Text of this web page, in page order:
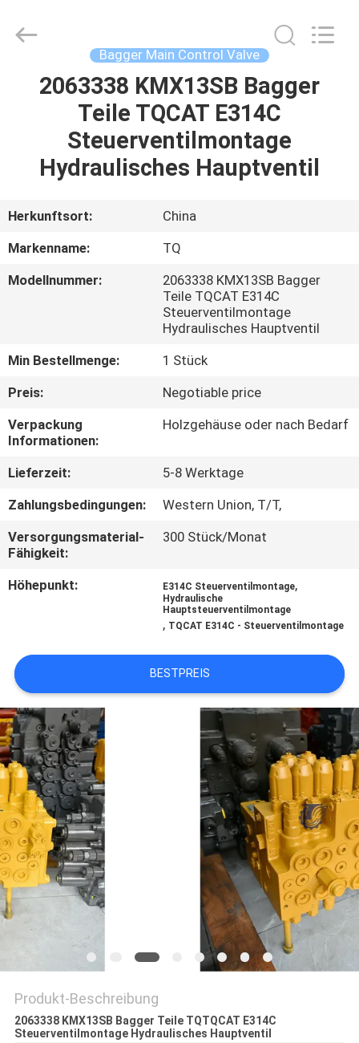
STARTSEITE
PRODUKTE
VIDEOS
VR
FABRIK
TOUR
QUALITÄTSKONTROLLE
KONTAKT
NACHRICHTEN
FÄLLE
REFERENZEN
SITEMAP
DATENSCHUTZ-
BESTIMMUNGEN
Machinery
Bagger Main Control Valve
2063338 KMX13SB Bagger
Teile TQCAT E314C
Steuerventilmontage
Hydraulisches Hauptventil
Herkunftsort:
China
Markenname:
TQ
Modellnummer:
2063338 KMX13SB Bagger
Teile TQCAT E314C
Steuerventilmontage
Hydraulisches Hauptventil
Min Bestellmenge:
1 Stück
Preis:
Negotiable price
Verpackung
Informationen:
Holzgehäuse oder nach Bedarf
Lieferzeit:
5-8 Werktage
Zahlungsbedingungen:
Western Union, T/T,
Versorgungsmaterial-
Fähigkeit:
300 Stück/Monat
Höhepunkt: E314C Steuerventilmontage,
Hydraulische
Hauptsteuerventilmontage
, TQCAT E314C - Steuerventilmontage
BESTPREIS
Produkt-Beschreibung
2063338 KMX13SB Bagger Teile TQTQCAT E314C
Steuerventilmontage Hydraulisches Hauptventil